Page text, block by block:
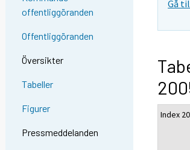
offentliggöranden
Offentliggöranden
Översikter
Tabeller
Figurer
Pressmeddelanden
Gå
Index